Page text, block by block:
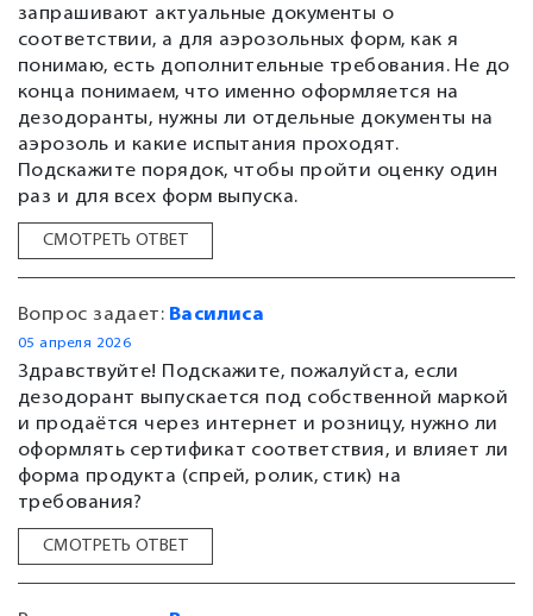
запрашивают актуальные документы о
соответствии, а для аэрозольных форм, как я
понимаю, есть дополнительные требования. Не до
конца понимаем, что именно оформляется на
дезодоранты, нужны ли отдельные документы на
аэрозоль и какие испытания проходят.
Подскажите порядок, чтобы пройти оценку один
раз и для всех форм выпуска.
СМОТРЕТЬ ОТВЕТ
Вопрос задает: Василиса
05 апреля 2026
Здравствуйте! Подскажите, пожалуйста, если
дезодорант выпускается под собственной маркой
и продаётся через интернет и розницу, нужно ли
оформлять сертификат соответствия, и влияет ли
форма продукта (спрей, ролик, стик) на
требования?
СМОТРЕТЬ ОТВЕТ